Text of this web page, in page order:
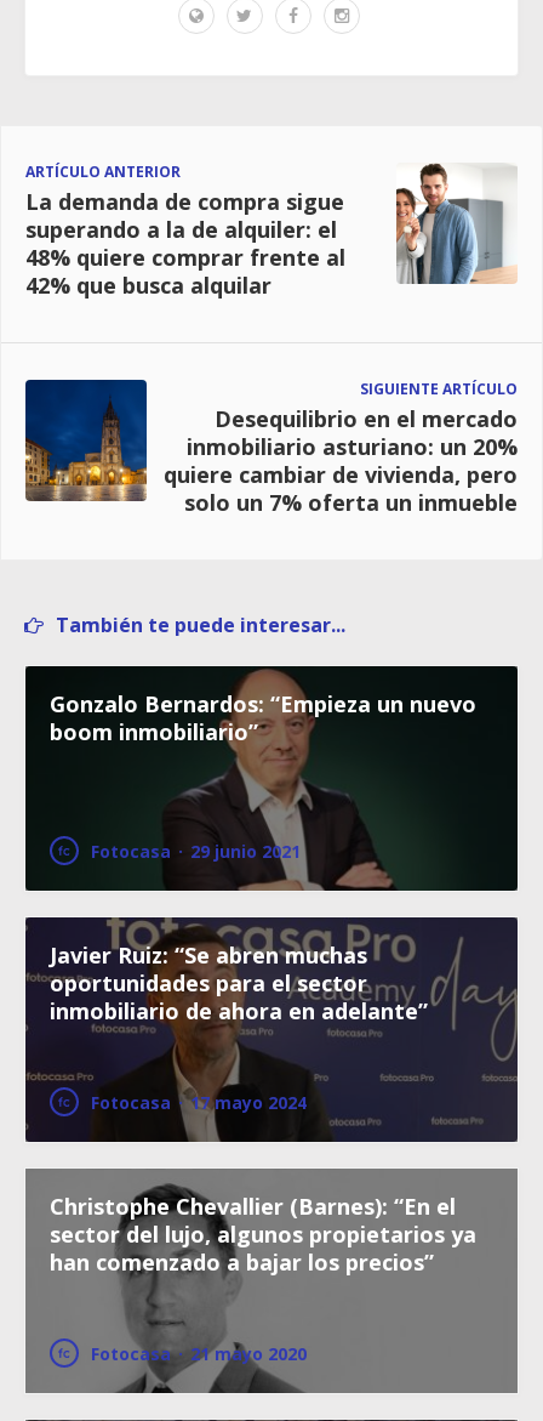
ARTÍCULO ANTERIOR
La demanda de compra sigue
superando a la de alquiler: el
48% quiere comprar frente al
42% que busca alquilar
SIGUIENTE ARTÍCULO
Desequilibrio en el mercado
inmobiliario asturiano: un 20%
quiere cambiar de vivienda, pero
solo un 7% oferta un inmueble
También te puede interesar...
Gonzalo Bernardos: “Empieza un nuevo
boom inmobiliario”
Fotocasa · 29 junio 2021
Javier Ruiz: “Se abren muchas
oportunidades para el sector
inmobiliario de ahora en adelante”
Fotocasa · 17 mayo 2024
Christophe Chevallier (Barnes): “En el
sector del lujo, algunos propietarios ya
han comenzado a bajar los precios”
Fotocasa · 21 mayo 2020